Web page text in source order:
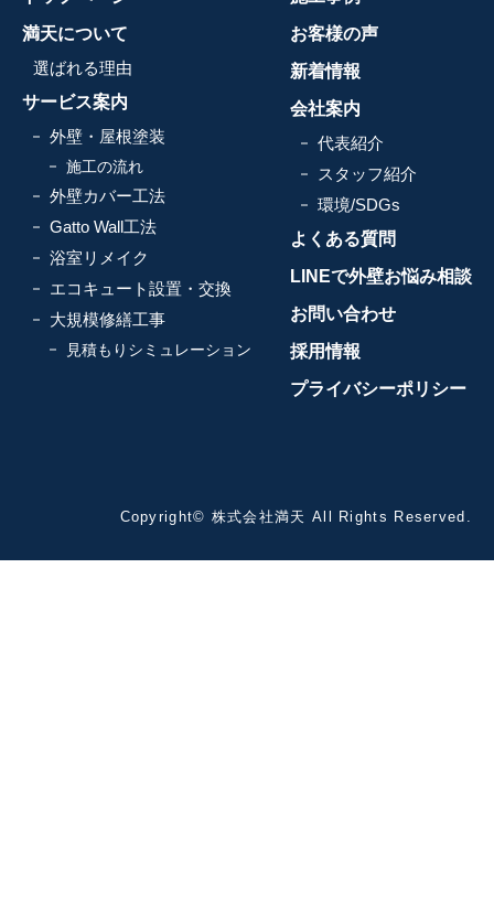
満天について
選ばれる理由
サービス案内
外壁・屋根塗装
施工の流れ
外壁カバー工法
Gatto Wall工法
浴室リメイク
エコキュート設置・交換
大規模修繕工事
見積もりシミュレーション
お客様の声
新着情報
会社案内
代表紹介
スタッフ紹介
環境/SDGs
よくある質問
LINEで外壁お悩み相談
お問い合わせ
採用情報
プライバシーポリシー
Copyright© 株式会社満天 All Rights Reserved.